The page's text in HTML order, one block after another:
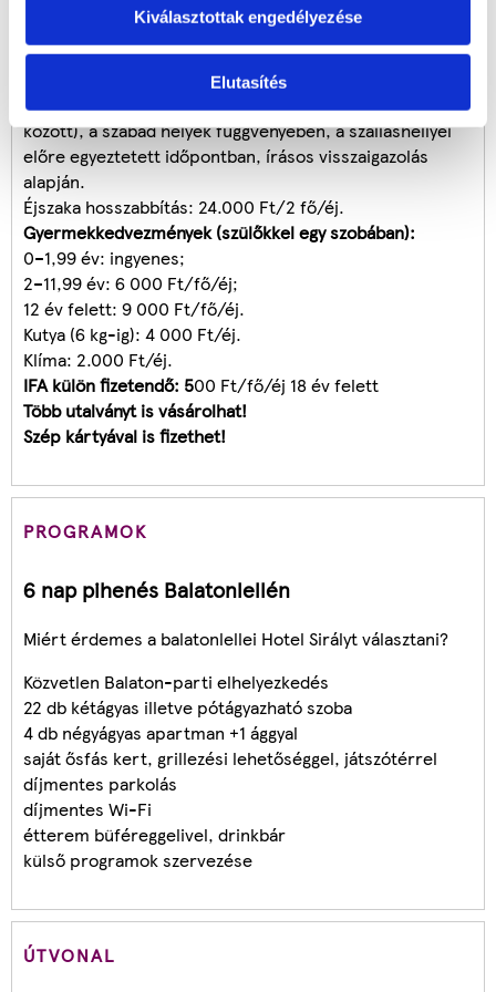
Kiválasztottak engedélyezése
Elutasítés
FELTÉTELEK
2026.06.19–2026.07.17. és 2026.08.23-
08.30. között hétköznapokon (vasárnap-csütörtök
között), a szabad helyek függvényében, a szálláshellyel
előre egyeztetett időpontban, írásos visszaigazolás
alapján.
Éjszaka hosszabbítás: 24.000 Ft/2 fő/éj.
Gyermekkedvezmények (szülőkkel egy szobában):
0–1,99 év: ingyenes;
2–11,99 év: 6 000 Ft/fő/éj;
12 év felett: 9 000 Ft/fő/éj.
Kutya (6 kg-ig): 4 000 Ft/éj.
Klíma: 2.000 Ft/éj.
IFA külön fizetendő: 500 Ft/fő/éj 18 év felett
Több utalványt is vásárolhat!
Szép kártyával is fizethet!
PROGRAMOK
6 nap pihenés Balatonlellén
Miért érdemes a balatonlellei Hotel Sirályt választani?
Közvetlen Balaton-parti elhelyezkedés
22 db kétágyas illetve pótágyazható szoba
4 db négyágyas apartman +1 ággyal
saját ősfás kert, grillezési lehetőséggel, játszótérrel
díjmentes parkolás
díjmentes Wi-Fi
étterem büféreggelivel, drinkbár
külső programok szervezése
ÚTVONAL